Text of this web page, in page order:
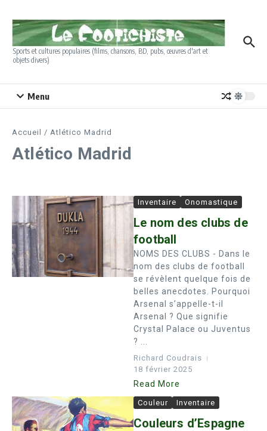
Sports et cultures populaires (films, chansons, BD, pubs, œuvres d'art et
objets divers)
Menu
Accueil / Atlético Madrid
Atlético Madrid
Inventaire Onomastique
Le nom des clubs de
football
NOMS DES CLUBS - Dans le
nom des clubs de football
se révèlent quelque fois de
belles anecdotes. Pourquoi
Arsenal s’appelle-t-il
Arsenal ? Que signifie
Crystal Palace ou Juventus
? ...
Richard Coudrais
18 février 2025
Read More
Couleur Inventaire
Couleurs d’Espagne